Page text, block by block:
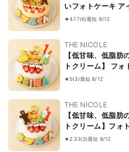
いフォトケーキ ア
真ケーキ ファー
4.17(6)最短 8/12
THE NICOLE
【低甘味、低脂肪
トクリーム】 フォ
クッキー写真ケー
5(3)最短 8/12
THE NICOLE
【低甘味、低脂肪
トクリーム】フォ
クッキー写真ケー
2.33(3)最短 8/12